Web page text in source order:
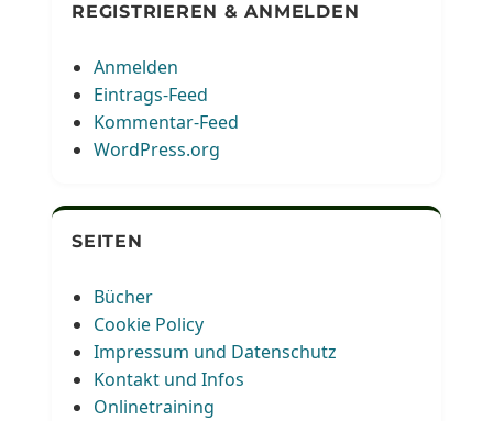
REGISTRIEREN & ANMELDEN
Anmelden
Eintrags-Feed
Kommentar-Feed
WordPress.org
SEITEN
Bücher
Cookie Policy
Impressum und Datenschutz
Kontakt und Infos
Onlinetraining